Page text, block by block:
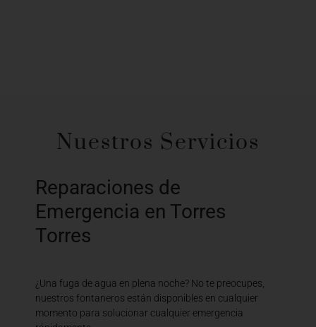
Nuestros Servicios
Reparaciones de
Emergencia en Torres
Torres
¿Una fuga de agua en plena noche? No te preocupes,
nuestros fontaneros están disponibles en cualquier
momento para solucionar cualquier emergencia